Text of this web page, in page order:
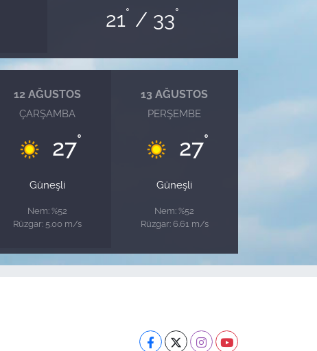
21° / 33°
12 AĞUSTOS
ÇARŞAMBA
27°
Güneşli
Nem: %52
Rüzgar: 5.00 m/s
13 AĞUSTOS
PERŞEMBE
27°
Güneşli
Nem: %52
Rüzgar: 6.61 m/s